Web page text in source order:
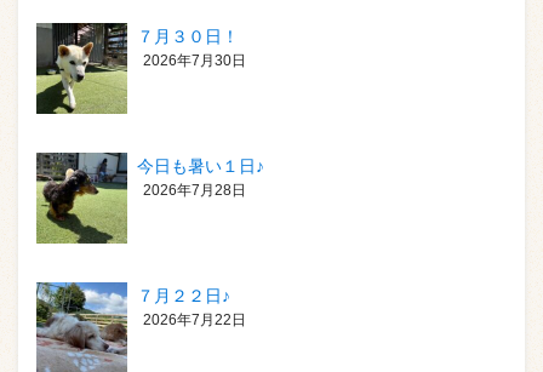
７月３０日！
2026年7月30日
今日も暑い１日♪
2026年7月28日
７月２２日♪
2026年7月22日